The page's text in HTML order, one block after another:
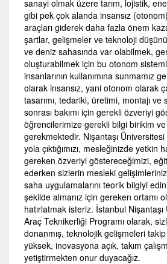
sanayi olmak üzere tarım, lojistik,
gibi pek çok alanda insansız
araçları giderek daha fazla önem
şartlar, gelişmeler ve teknoloji
ve deniz sahasında var olabilmek,
oluşturabilmek için bu otonom
insanlarının kullanımına sunmamız
olarak insansız, yani otonom olarak
tasarımı, tedariki, üretimi, montajı ve
sonrası bakımı için gerekli özveriyi
öğrencilerimize gerekli bilgi birikim
gerekmektedir. Nişantaşı
yola çıktığımızı, mesleğinizde yetkin
gereken özveriyi göstereceğimizi,
ederken sizlerin mesleki
saha uygulamalarını teorik bilgiyi
şekilde almanız için gereken ortamı
hatırlatmak isteriz. İstanbul
Araç Teknikerliği Programı olarak,
donanmış, teknolojik gelişmeleri
yüksek, inovasyona açık, takım
yetiştirmekten onur duyacağız.